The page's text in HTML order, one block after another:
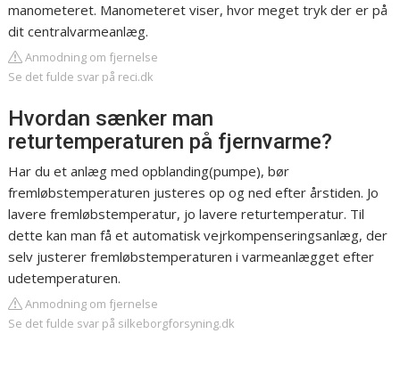
manometeret. Manometeret viser, hvor meget tryk der er på
dit centralvarmeanlæg.
Anmodning om fjernelse
Se det fulde svar på reci.dk
Hvordan sænker man
returtemperaturen på fjernvarme?
Har du et anlæg med opblanding(pumpe), bør
fremløbstemperaturen justeres op og ned efter årstiden. Jo
lavere fremløbstemperatur, jo lavere returtemperatur. Til
dette kan man få et automatisk vejrkompenseringsanlæg, der
selv justerer fremløbstemperaturen i varmeanlægget efter
udetemperaturen.
Anmodning om fjernelse
Se det fulde svar på silkeborgforsyning.dk